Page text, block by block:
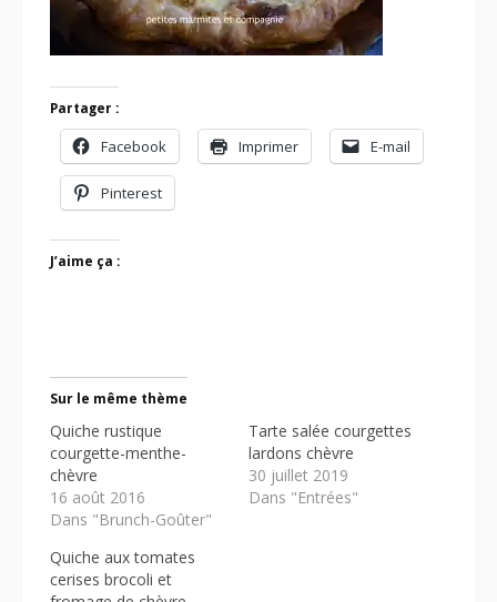
Partager :
Facebook Imprimer E-mail
Pinterest
J’aime ça :
Sur le même thème
Quiche rustique
courgette-menthe-
chèvre
16 août 2016
Dans "Brunch-Goûter"
Tarte salée courgettes
lardons chèvre
30 juillet 2019
Dans "Entrées"
Quiche aux tomates
cerises brocoli et